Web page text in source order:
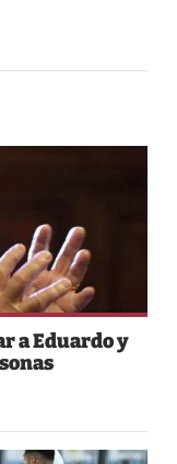
a Eduardo y